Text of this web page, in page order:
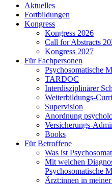
Aktuelles
Fortbildungen
Kongress
Kongress 2026
Call for Abstracts
Kongress 2027
Für Fachpersonen
Psychosomatische
TARDOC
Interdisziplinärer
Weiterbildungs-
Supervision
Anordnung
Versicherungs-
Books
Für Betroffene
Was ist
Mit welchen
Psychosomatische
Ärzt:innen in